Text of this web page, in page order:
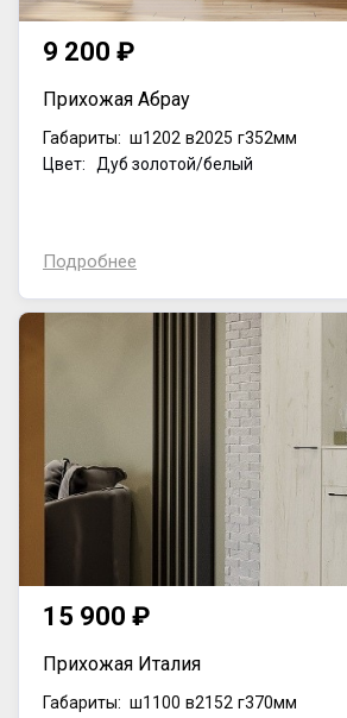
9 200 ₽
Прихожая Абрау
Габариты: ш1202 в2025 г352мм
Цвет: Дуб золотой/белый
Подробнее
15 900 ₽
Прихожая Италия
Габариты: ш1100 в2152 г370мм